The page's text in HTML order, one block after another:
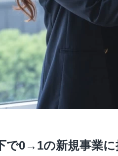
で0→1の新規事業